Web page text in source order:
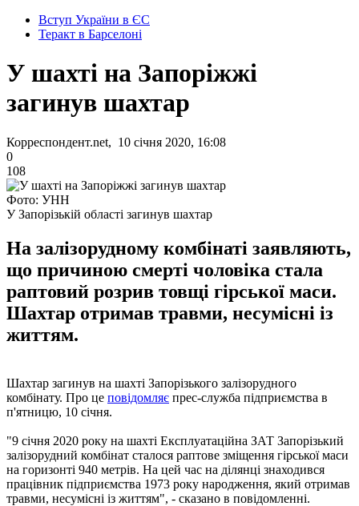
Вступ України в ЄС
Теракт в Барселоні
У шахті на Запоріжжі
загинув шахтар
Корреспондент.net, 10 січня 2020, 16:08
0
108
Фото: УНН
У Запорізькій області загинув шахтар
На залізорудному комбінаті заявляють,
що причиною смерті чоловіка стала
раптовий розрив товщі гірської маси.
Шахтар отримав травми, несумісні із
життям.
Шахтар загинув на шахті Запорізького залізорудного
комбінату. Про це повідомляє прес-служба підприємства в
п'ятницю, 10 січня.
"9 січня 2020 року на шахті Експлуатаційна ЗАТ Запорізький
залізорудний комбінат сталося раптове зміщення гірської маси
на горизонті 940 метрів. На цей час на ділянці знаходився
працівник підприємства 1973 року народження, який отримав
травми, несумісні із життям", - сказано в повідомленні.